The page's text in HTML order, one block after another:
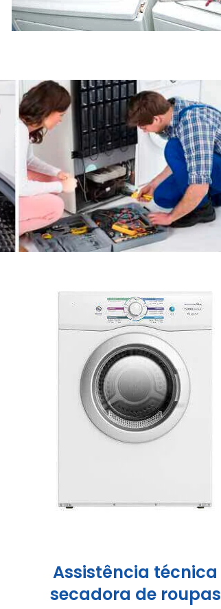
Assistência técnica
secadora de roupas